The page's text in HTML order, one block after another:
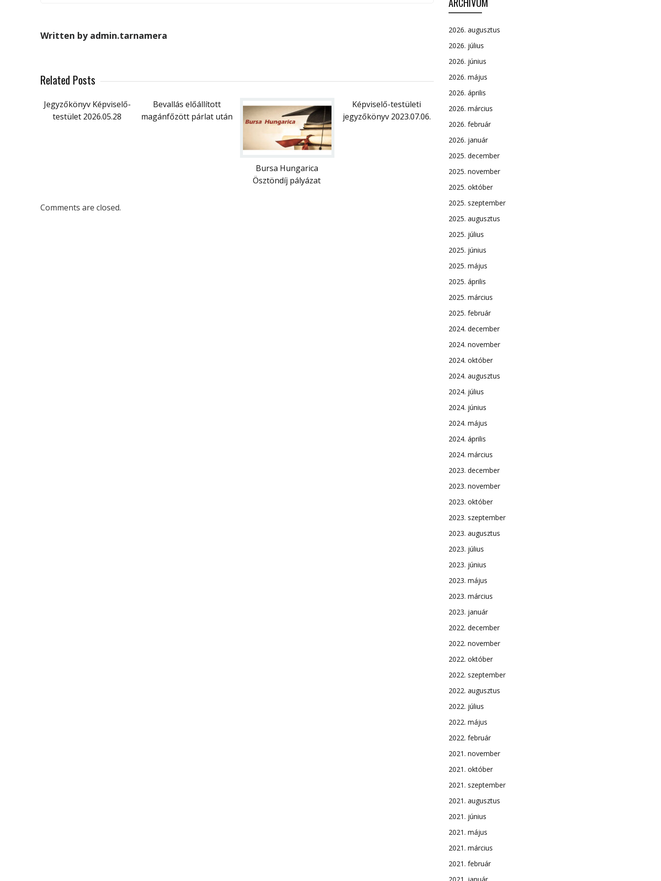
Written by admin.tarnamera
Related Posts
Jegyzőkönyv Képviselő-
testület 2026.05.28
Bevallás előállított
magánfőzött párlat után
Bursa Hungarica
Ösztöndíj pályázat
Képviselő-testületi
jegyzőkönyv 2023.07.06.
Comments are closed.
2026. augusztus
2026. július
2026. június
2026. május
2026. április
2026. március
2026. február
2026. január
2025. december
2025. november
2025. október
2025. szeptember
2025. augusztus
2025. július
2025. június
2025. május
2025. április
2025. március
2025. február
2024. december
2024. november
2024. október
2024. augusztus
2024. július
2024. június
2024. május
2024. április
2024. március
2023. december
2023. november
2023. október
2023. szeptember
2023. augusztus
2023. július
2023. június
2023. május
2023. március
2023. január
2022. december
2022. november
2022. október
2022. szeptember
2022. augusztus
2022. július
2022. május
2022. február
2021. november
2021. október
2021. szeptember
2021. augusztus
2021. június
2021. május
2021. március
2021. február